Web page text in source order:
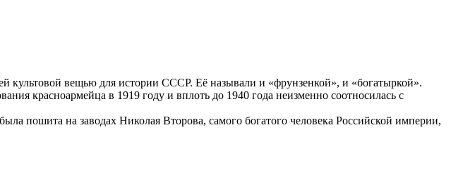
вещью для истории СССР. Её называли и «фрунзенкой», и «богатыркой».
красноармейца в 1919 году и вплоть до 1940 года неизменно соотносилась с
пошита на заводах Николая Второва, самого богатого человека Российской империи,